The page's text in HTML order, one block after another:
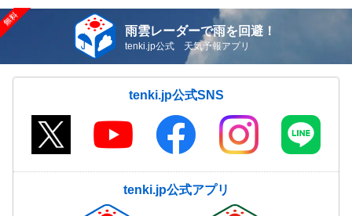
雨雲レーダーで雨を回避！
tenki.jp公式 天気予報アプリ
tenki.jp公式SNS
tenki.jp公式アプリ